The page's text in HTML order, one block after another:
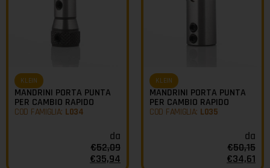
KLEIN
MANDRINI PORTA PUNTA
PER CAMBIO RAPIDO
COD FAMIGLIA: L034
da
€52,09
€35,94
KLEIN
MANDRINI PORTA PUNTA
PER CAMBIO RAPIDO
COD FAMIGLIA: L035
da
€50,15
€34,61